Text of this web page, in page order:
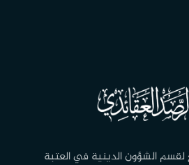
لقسم الشؤون الدينية في العتبة